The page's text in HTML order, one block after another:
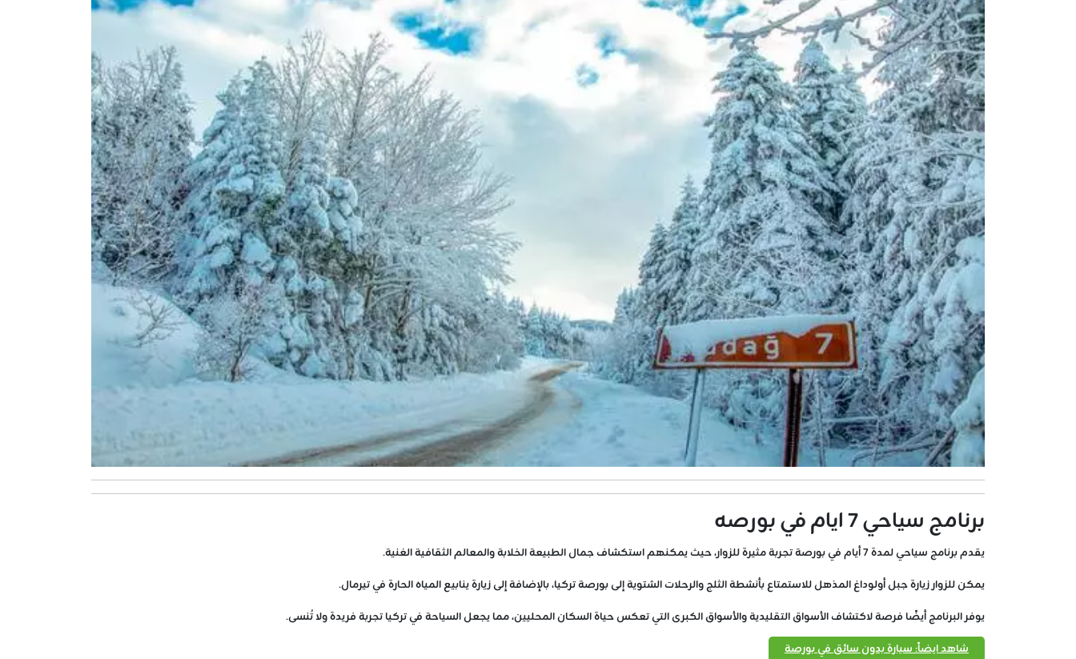
برنامج سياحي 7 ايام في بورصه
يقدم برنامج سياحي لمدة 7 أيام في بورصة تجربة مثيرة للزوار، حيث يمكنهم استكشاف جمال الطبيعة الخلابة والمعالم الثقافية الغنية.
يمكن للزوار زيارة جبل أولوداغ المذهل للاستمتاع بأنشطة الثلج والرحلات الشتوية إلى بورصة تركيا، بالإضافة إلى زيارة ينابيع المياه الحارة في تيرمال.
يوفر البرنامج أيضًا فرصة لاكتشاف الأسواق التقليدية والأسواق الكبرى التي تعكس حياة السكان المحليين، مما يجعل السياحة في تركيا تجربة فريدة ولا تُنسى.
شاهد ايضاً: سيارة بدون سائق في بورصة